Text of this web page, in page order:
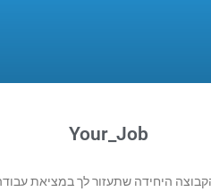
Your_Job